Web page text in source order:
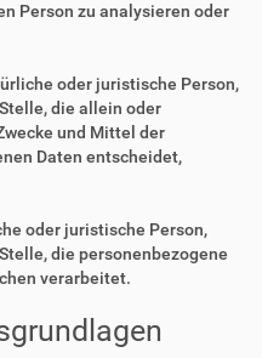
Person zu analysieren oder
oder juristische Person,
die allein oder
und Mittel der
Daten entscheidet,
oder juristische Person,
die personenbezogene
verarbeitet.